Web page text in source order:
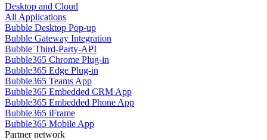
Desktop and Cloud
All Applications
Bubble Desktop Pop-up
Bubble Gateway Integration
Bubble Third-Party-API
Bubble365 Chrome Plug-in
Bubble365 Edge Plug-in
Bubble365 Teams App
Bubble365 Embedded CRM App
Bubble365 Embedded Phone App
Bubble365 iFrame
Bubble365 Mobile App
Partner network